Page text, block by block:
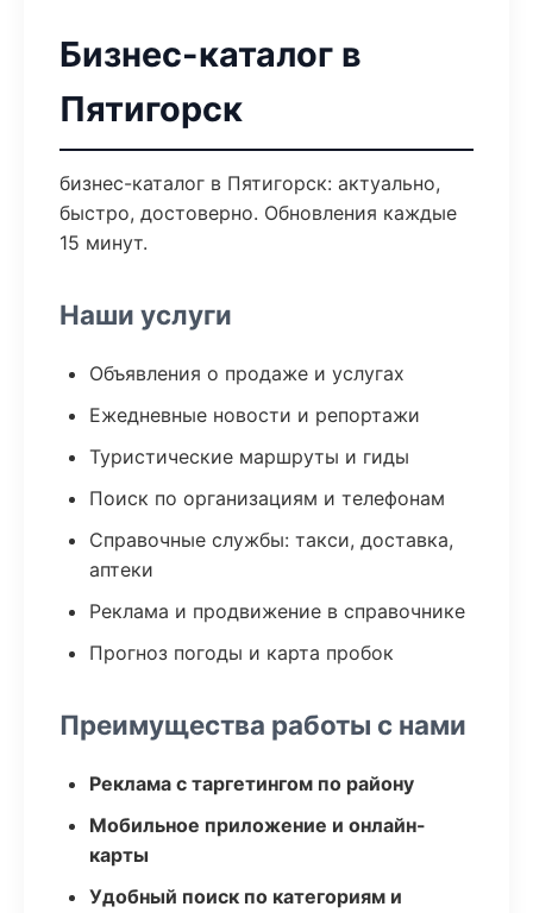
Бизнес-каталог в
Пятигорск
бизнес-каталог в Пятигорск: актуально,
быстро, достоверно. Обновления каждые
15 минут.
Наши услуги
Объявления о продаже и услугах
Ежедневные новости и репортажи
Туристические маршруты и гиды
Поиск по организациям и телефонам
Справочные службы: такси, доставка,
аптеки
Реклама и продвижение в справочнике
Прогноз погоды и карта пробок
Преимущества работы с нами
Реклама с таргетингом по району
Мобильное приложение и онлайн-
карты
Удобный поиск по категориям и